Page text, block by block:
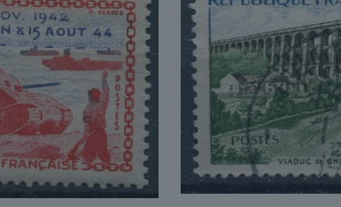
Unité
1941 à 1960
Oblitéré